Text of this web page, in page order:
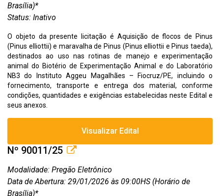
Brasília)*
Status: Inativo
O objeto da presente licitação é Aquisição de flocos de Pinus
(Pinus elliottii) e maravalha de Pinus (Pinus elliottii e Pinus taeda),
destinados ao uso nas rotinas de manejo e experimentação
animal do Biotério de Experimentação Animal e do Laboratório
NB3 do Instituto Aggeu Magalhães – Fiocruz/PE, incluindo o
fornecimento, transporte e entrega dos material, conforme
condições, quantidades e exigências estabelecidas neste Edital e
seus anexos.
Visualizar Edital
Nº 90011/25
Modalidade: Pregão Eletrônico
Data de Abertura: 29/01/2026 às 09:00HS (Horário de
Brasília)*